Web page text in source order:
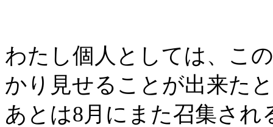
わたし個人としては、こ
かり見せることが出来た
あとは8 月にまた召集さ